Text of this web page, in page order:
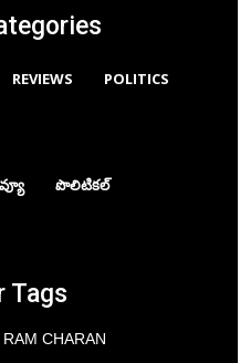
REVIEWS POLITICS
పొలిటికల్
Tags
RAM CHARAN